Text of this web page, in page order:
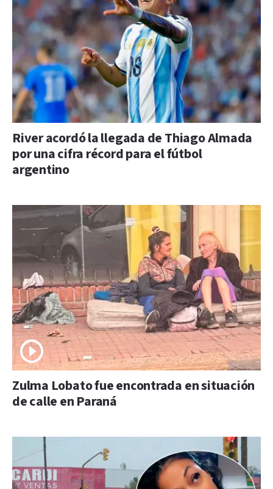
River acordó la llegada de Thiago Almada
por una cifra récord para el fútbol
argentino
Zulma Lobato fue encontrada en situación
de calle en Paraná